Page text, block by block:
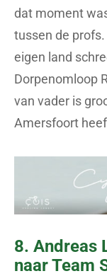
dat moment
tussen de
eigen land
Dorpenomloop
van vader is
Amersfoort
8. Andreas
naar Team